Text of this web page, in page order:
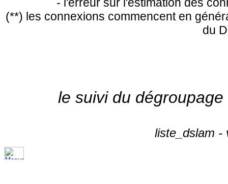
(**) les connexions commencent en
du
le suivi du
liste_dslam -